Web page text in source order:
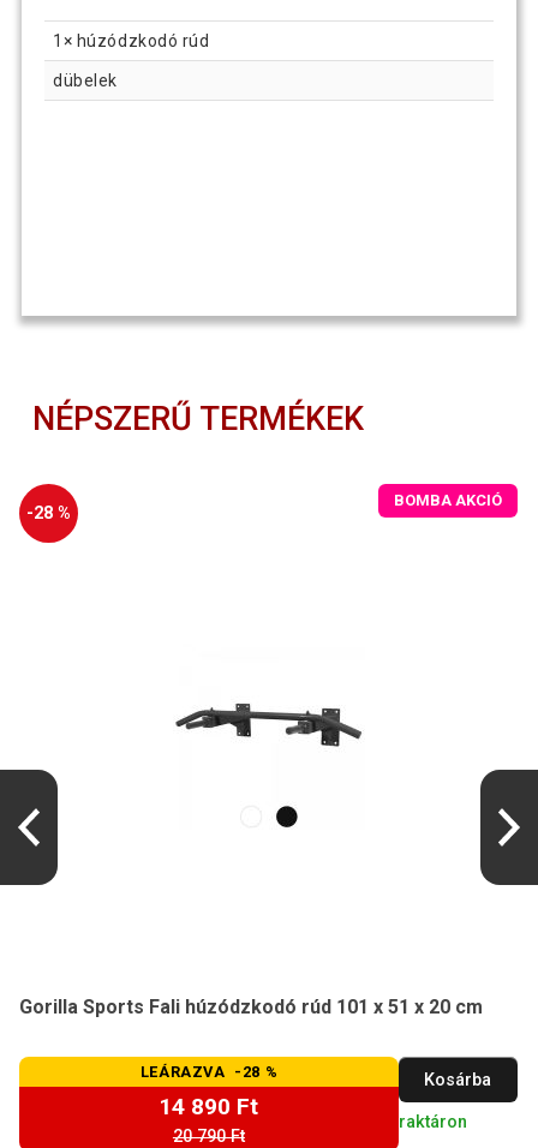
1× húzódzkodó rúd
dübelek
NÉPSZERŰ TERMÉKEK
-28 %
BOMBA AKCIÓ
Gorilla Sports Fali húzódzkodó rúd 101 x 51 x 20 cm
LEÁRAZVA -28 %
14 890 Ft
20 790 Ft
Kosárba
raktáron